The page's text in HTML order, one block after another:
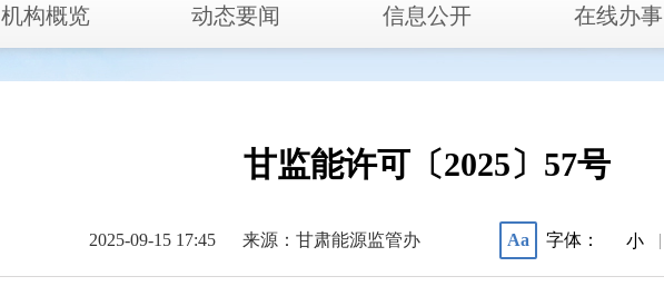
机构概览 动态要闻 信息公开 在线办事
甘监能许可〔2025〕57号
2025-09-15 17:45 来源：甘肃能源监管办 Aa 字体： 小 |